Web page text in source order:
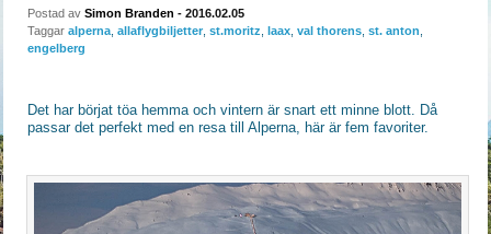
Postad avSimon Branden - 2016.02.05
Taggar alperna ,allaflygbiljetter ,st.moritz ,laax ,val thorens ,st. anton
engelberg
Det har börjat töa hemma och vintern är snart ett minne blott. Då
passar det perfekt med en resa till Alperna, här är fem favoriter.